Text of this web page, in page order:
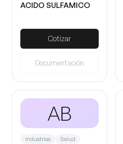
ACIDO SULFAMICO
Cotizar
Documentación
AB
Industrias Salud